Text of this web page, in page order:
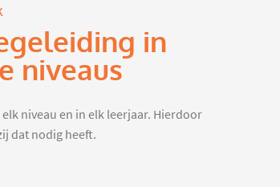
in
niveaus
niveau en in elk leerjaar. Hierdoor
dat nodig heeft.